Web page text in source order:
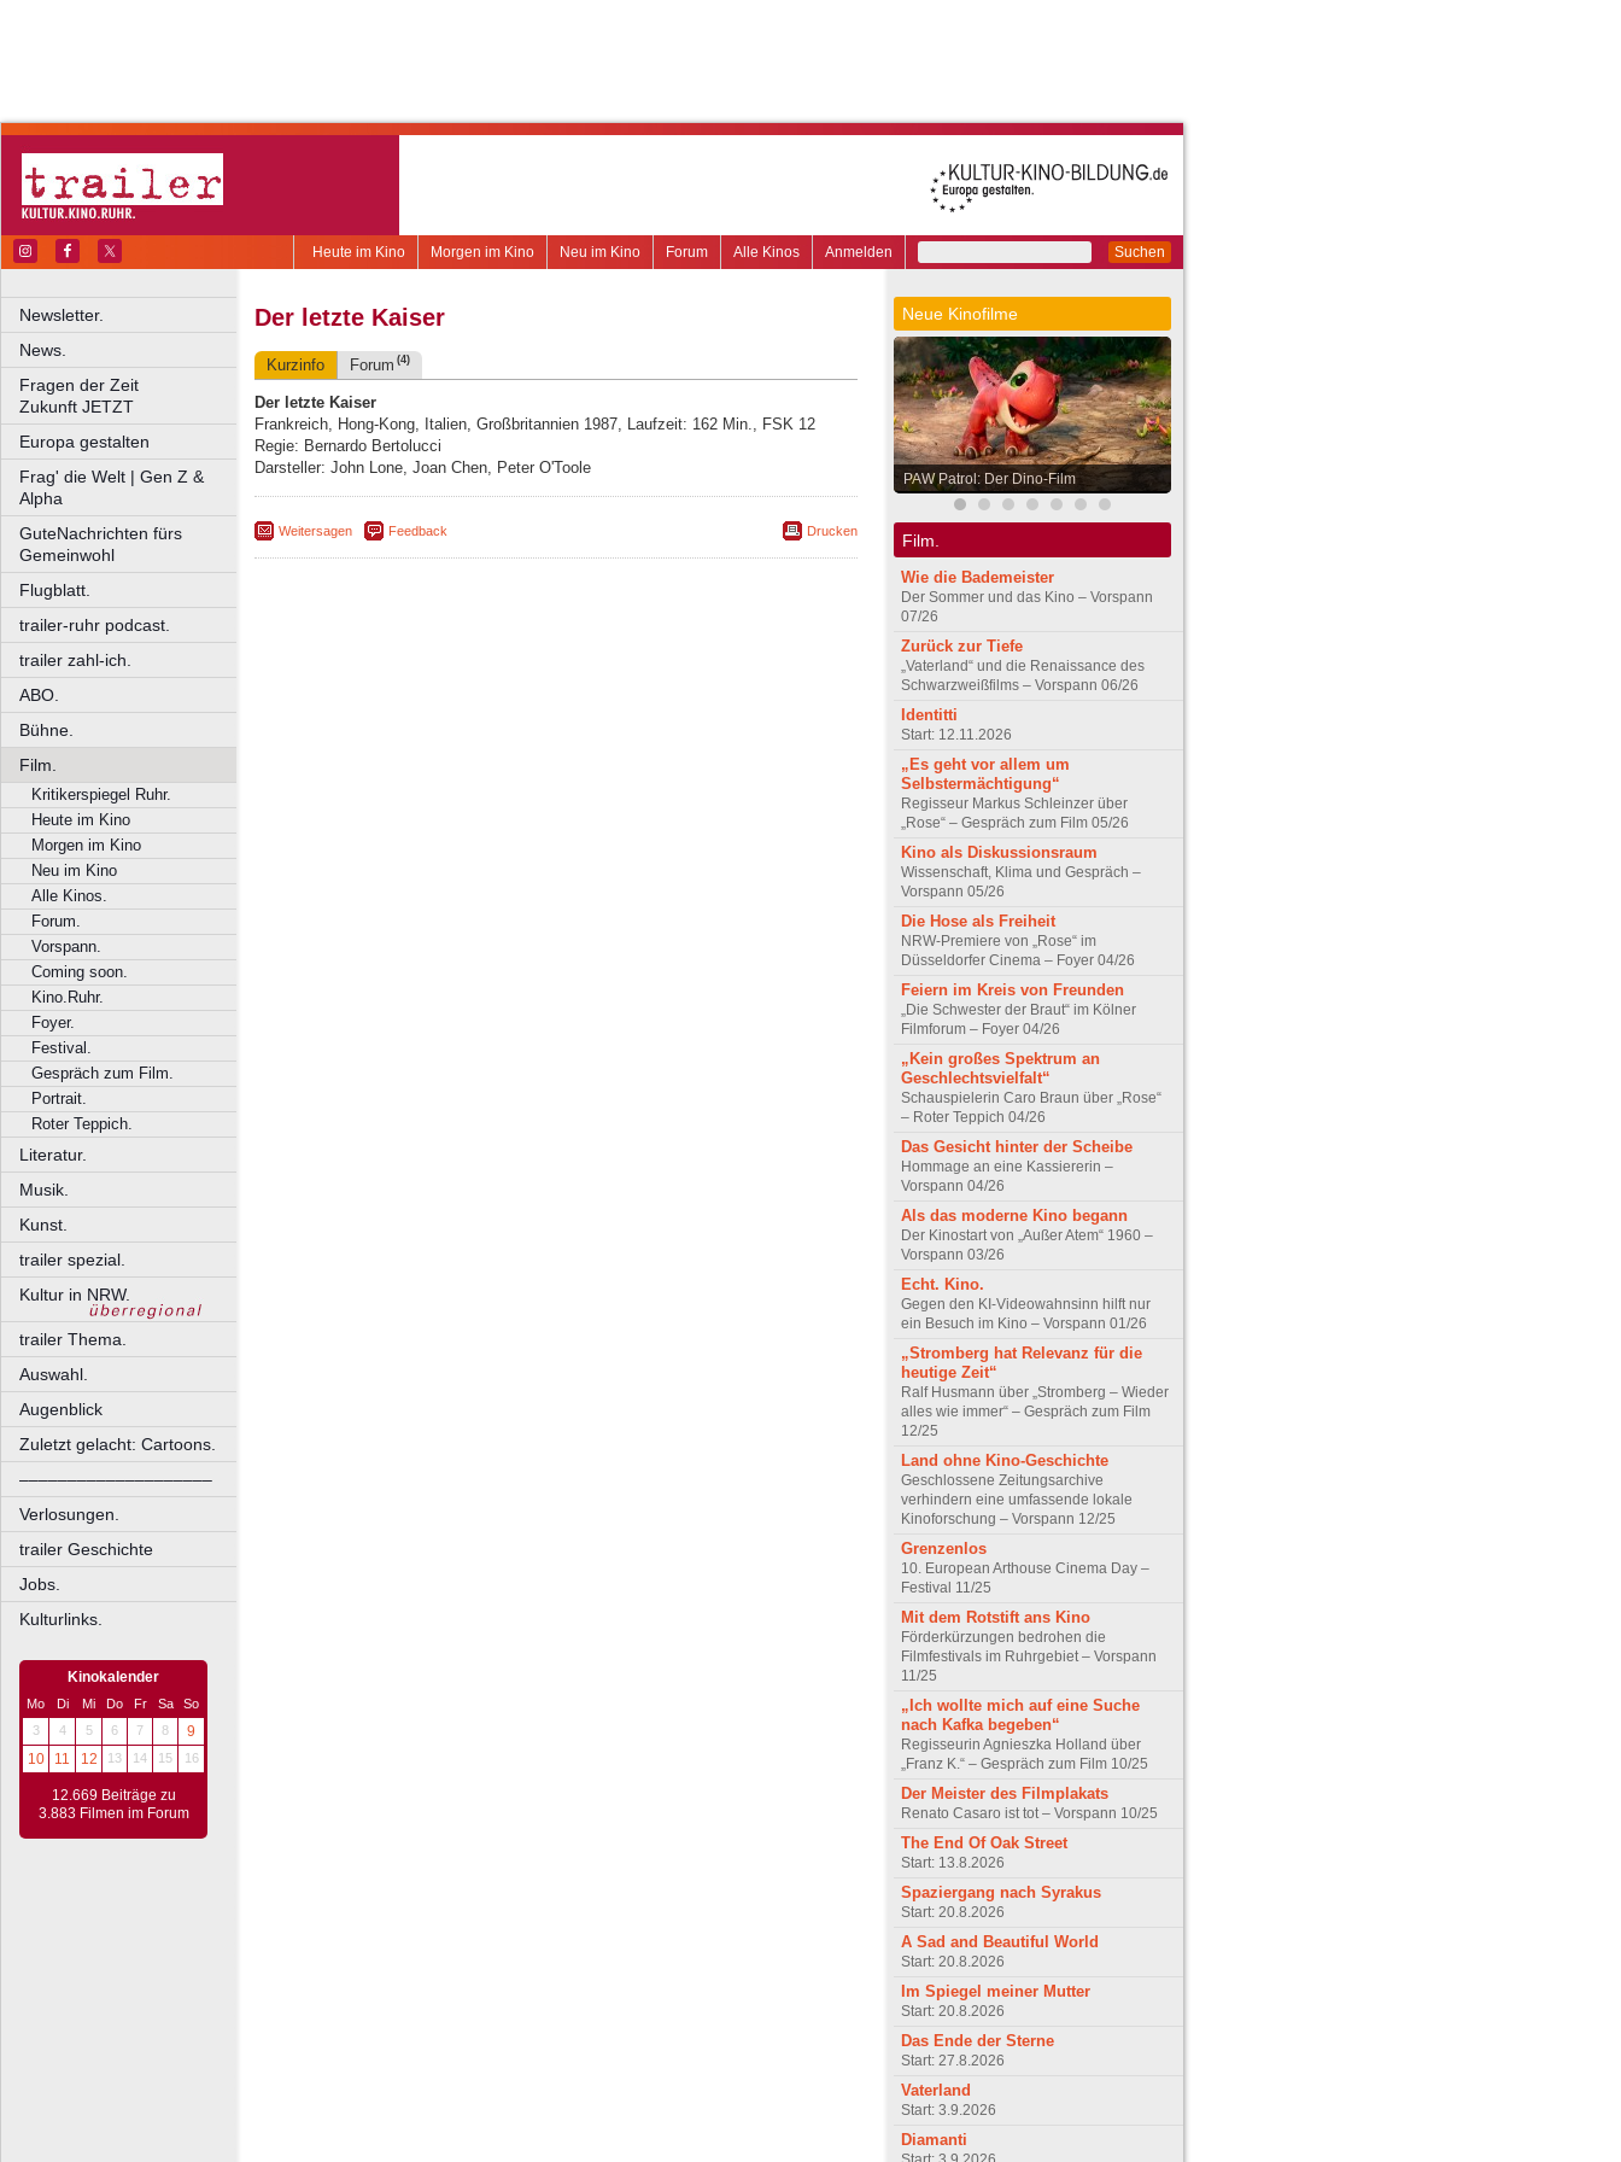
Suchen
Anmelden
Alle Kinos
Forum
Neu im Kino
Morgen im Kino
Heute im Kino
Newsletter.
News.
Fragen der Zeit
Zukunft JETZT
Europa gestalten
Frag' die Welt | Gen Z &
Alpha
GuteNachrichten fürs
Gemeinwohl
Flugblatt.
trailer-ruhr podcast.
trailer zahl-ich.
ABO.
Bühne.
Film.
Kritikerspiegel Ruhr.
Heute im Kino
Morgen im Kino
Neu im Kino
Alle Kinos.
Forum.
Vorspann.
Coming soon.
Kino.Ruhr.
Foyer.
Festival.
Gespräch zum Film.
Portrait.
Roter Teppich.
Literatur.
Musik.
Kunst.
trailer spezial.
Kultur in NRW.
trailer Thema.
Auswahl.
Augenblick
Zuletzt gelacht: Cartoons.
––––––––––––––––––––
Verlosungen.
trailer Geschichte
Jobs.
Kulturlinks.
Kinokalender
Mo Di Mi Do Fr Sa
So
3
4 5 6 7 8
9
10
11 12 13 14 15 16
12.669 Beiträge zu
3.883 Filmen im Forum
Der letzte Kaiser
Kurzinfo Forum (4)
Der letzte Kaiser
Frankreich, Hong-Kong, Italien, Großbritannien 1987, Laufzeit: 162 Min., FSK 12
Regie: Bernardo Bertolucci
Darsteller: John Lone, Joan Chen, Peter O'Toole
Weitersagen Feedback Drucken
Neue Kinofilme
PAW Patrol: Der Dino-Film
Film.
Wie die Bademeister
Der Sommer und das Kino – Vorspann
07/26
Zurück zur Tiefe
„Vaterland“ und die Renaissance des
Schwarzweißfilms – Vorspann 06/26
Identitti
Start: 12.11.2026
„Es geht vor allem um
Selbstermächtigung“
Regisseur Markus Schleinzer über
„Rose“ – Gespräch zum Film 05/26
Kino als Diskussionsraum
Wissenschaft, Klima und Gespräch –
Vorspann 05/26
Die Hose als Freiheit
NRW-Premiere von „Rose“ im
Düsseldorfer Cinema – Foyer 04/26
Feiern im Kreis von Freunden
„Die Schwester der Braut“ im Kölner
Filmforum – Foyer 04/26
„Kein großes Spektrum an
Geschlechtsvielfalt“
Schauspielerin Caro Braun über „Rose“
– Roter Teppich 04/26
Das Gesicht hinter der Scheibe
Hommage an eine Kassiererin –
Vorspann 04/26
Als das moderne Kino begann
Der Kinostart von „Außer Atem“ 1960 –
Vorspann 03/26
Echt. Kino.
Gegen den KI-Videowahnsinn hilft nur
ein Besuch im Kino – Vorspann 01/26
„Stromberg hat Relevanz für die
heutige Zeit“
Ralf Husmann über „Stromberg – Wieder
alles wie immer“ – Gespräch zum Film
12/25
Land ohne Kino-Geschichte
Geschlossene Zeitungsarchive
verhindern eine umfassende lokale
Kinoforschung – Vorspann 12/25
Grenzenlos
10. European Arthouse Cinema Day –
Festival 11/25
Mit dem Rotstift ans Kino
Förderkürzungen bedrohen die
Filmfestivals im Ruhrgebiet – Vorspann
11/25
„Ich wollte mich auf eine Suche
nach Kafka begeben“
Regisseurin Agnieszka Holland über
„Franz K.“ – Gespräch zum Film 10/25
Der Meister des Filmplakats
Renato Casaro ist tot – Vorspann 10/25
The End Of Oak Street
Start: 13.8.2026
Spaziergang nach Syrakus
Start: 20.8.2026
A Sad and Beautiful World
Start: 20.8.2026
Im Spiegel meiner Mutter
Start: 20.8.2026
Das Ende der Sterne
Start: 27.8.2026
Vaterland
Start: 3.9.2026
Diamanti